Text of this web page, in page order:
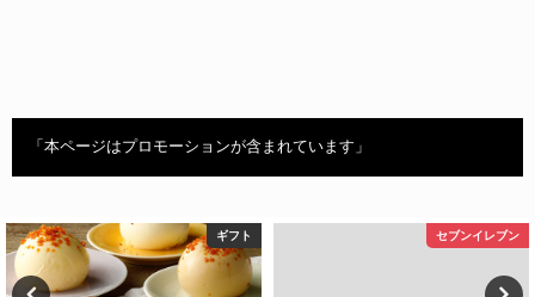
「本ページはプロモーションが含まれています」
ギフト セブンイレブン